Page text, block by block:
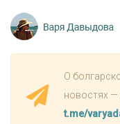
О
новостях —
t.me/